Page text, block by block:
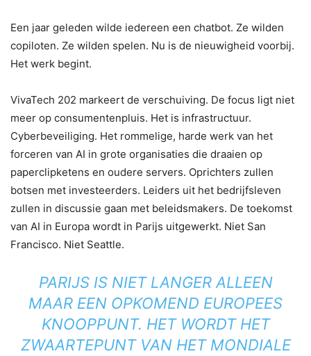
Een jaar geleden wilde iedereen een chatbot. Ze wilden
copiloten. Ze wilden spelen. Nu is de nieuwigheid voorbij.
Het werk begint.
VivaTech 202 markeert de verschuiving. De focus ligt niet
meer op consumentenpluis. Het is infrastructuur.
Cyberbeveiliging. Het rommelige, harde werk van het
forceren van AI in grote organisaties die draaien op
paperclipketens en oudere servers. Oprichters zullen
botsen met investeerders. Leiders uit het bedrijfsleven
zullen in discussie gaan met beleidsmakers. De toekomst
van AI in Europa wordt in Parijs uitgewerkt. Niet San
Francisco. Niet Seattle.
PARIJS IS NIET LANGER ALLEEN
MAAR EEN OPKOMEND EUROPEES
KNOOPPUNT. HET WORDT HET
ZWAARTEPUNT VAN HET MONDIALE